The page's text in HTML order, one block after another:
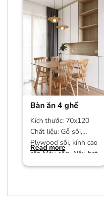
Bàn ăn 4 ghế
Kích thước: 70x120
Chất liệu: Gỗ sồi,
Plywood sồi, kính cao
cấp Màu sắc: Nâu hạt
dẻ/màu trần Bảo
Read more